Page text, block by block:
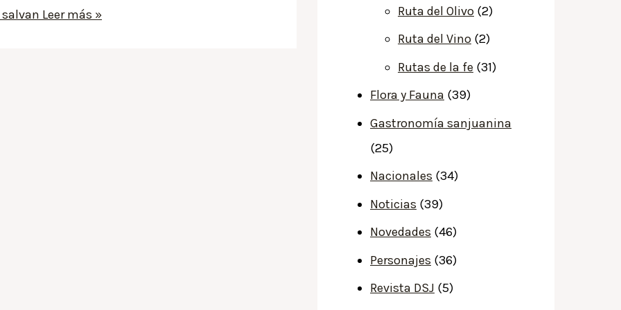
Leer más » Ruta del Olivo (2)
Ruta del Vino (2)
Rutas de la fe (31)
Flora y Fauna (39)
Gastronomía sanjuanina
(25)
Nacionales (34)
Noticias (39)
Novedades (46)
Personajes (36)
Revista DSJ (5)